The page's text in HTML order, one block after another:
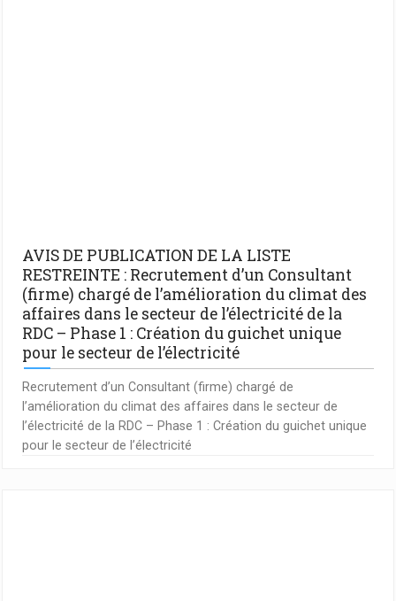
AVIS DE PUBLICATION DE LA LISTE
RESTREINTE : Recrutement d’un Consultant
(firme) chargé de l’amélioration du climat des
affaires dans le secteur de l’électricité de la
RDC – Phase 1 : Création du guichet unique
pour le secteur de l’électricité
Recrutement d’un Consultant (firme) chargé de
l’amélioration du climat des affaires dans le secteur de
l’électricité de la RDC – Phase 1 : Création du guichet unique
pour le secteur de l’électricité